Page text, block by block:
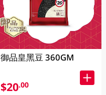
御品皇黑豆 360GM
$20.00